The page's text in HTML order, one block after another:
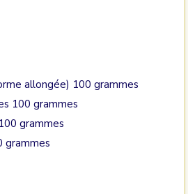
allongée) 100 grammes
100 grammes
grammes
grammes